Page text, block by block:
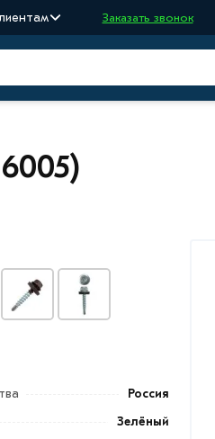
Заказать звонок
Россия
Зелёный